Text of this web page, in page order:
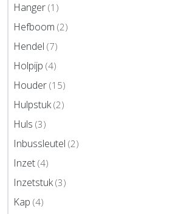
Hanger (1)
Hefboom (2)
Hendel (7)
Holpijp (4)
Houder (15)
Hulpstuk(2)
Huls (3)
Inbussleutel (2)
Inzet (4)
Inzetstuk(3)
Kap (4)